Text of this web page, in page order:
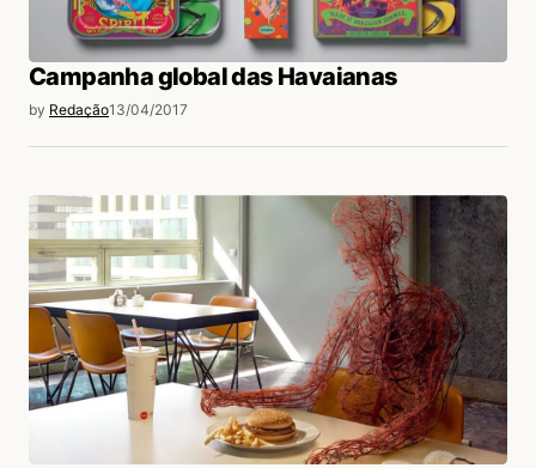
Campanha global das Havaianas
by Redação13/04/2017